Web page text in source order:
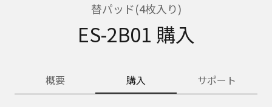
替パッド(4枚入り)
ES-2B01 購入
概要 購入 サポート